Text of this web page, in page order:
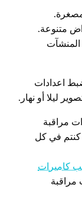
مصغرة.
متنوعة.
المنشآت
اعدادات
ليلا أو نهار.
مراقبة
كنتم في كل
كاميرات
مراقبة